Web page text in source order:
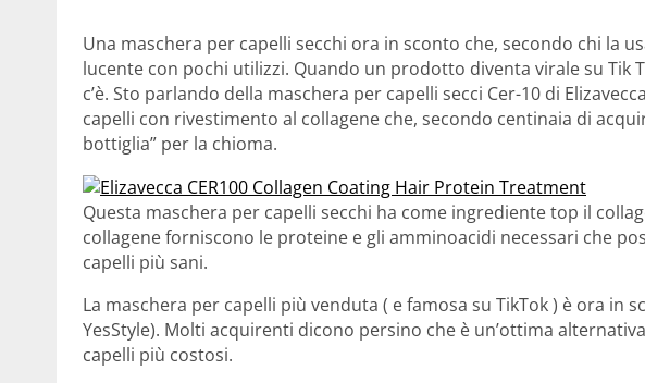
Una maschera per capelli secchi ora in sconto che, secondo chi la
lucente con pochi utilizzi. Quando un prodotto diventa virale su Tik
c’è. Sto parlando della maschera per capelli secci Cer-10 di
capelli con rivestimento al collagene che, secondo centinaia di
bottiglia” per la chioma.
Questa maschera per capelli secchi ha come ingrediente top il
collagene forniscono le proteine ​​e gli amminoacidi necessari che
capelli più sani.
La maschera per capelli più venduta ( e famosa su TikTok ) è ora in
YesStyle). Molti acquirenti dicono persino che è un’ottima
capelli più costosi.